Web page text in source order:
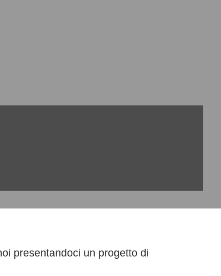
presentandoci un progetto di